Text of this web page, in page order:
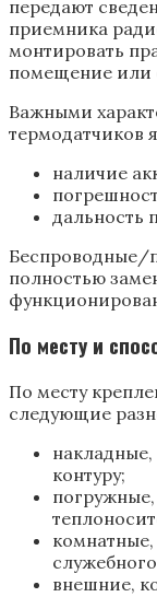
передают
приемника
монтировать
помещение или
Важными
термодатчиков
наличие
дальность
Беспроводные/
полностью
По месту и
По месту
следующие
контуру;
внешние,